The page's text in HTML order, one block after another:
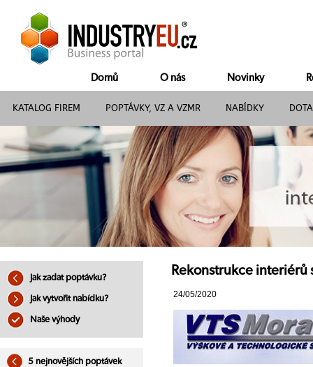
Domů O nás Novinky
KATALOG FIREM POPTÁVKY, VZ A VZMR NABÍDKY
Jak zadat poptávku?
Jak vytvořit nabídku?
Naše výhody
5 nejnovějších poptávek
Rekonstrukce
24/05/2020